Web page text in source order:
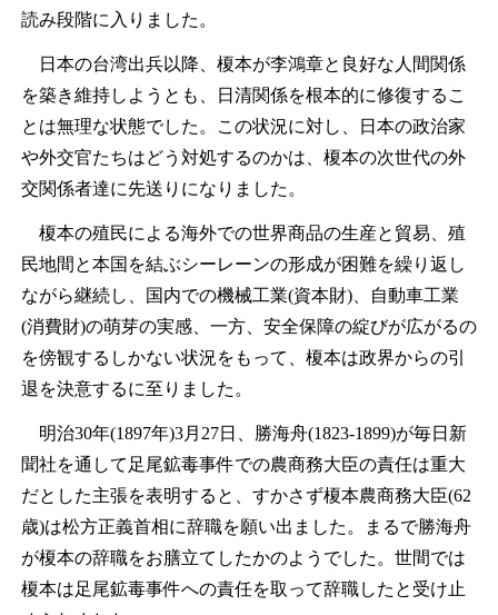
読み段階に入りました。
日本の台湾出兵以降、榎本が李鴻章と良好な人間関係
を築き維持しようとも、日清関係を根本的に修復するこ
とは無理な状態でした。この状況に対し、日本の政治家
や外交官たちはどう対処するのかは、榎本の次世代の外
交関係者達に先送りになりました。
榎本の殖民による海外での世界商品の生産と貿易、殖
民地間と本国を結ぶシーレーンの形成が困難を繰り返し
ながら継続し、国内での機械工業(資本財)、自動車工業
(消費財)の萌芽の実感、一方、安全保障の綻びが広がるの
を傍観するしかない状況をもって、榎本は政界からの引
退を決意するに至りました。
明治30年(1897年)3月27日、勝海舟(1823-1899)が毎日新
聞社を通して足尾鉱毒事件での農商務大臣の責任は重大
だとした主張を表明すると、すかさず榎本農商務大臣(62
歳)は松方正義首相に辞職を願い出ました。まるで勝海舟
が榎本の辞職をお膳立てしたかのようでした。世間では
榎本は足尾鉱毒事件への責任を取って辞職したと受け止